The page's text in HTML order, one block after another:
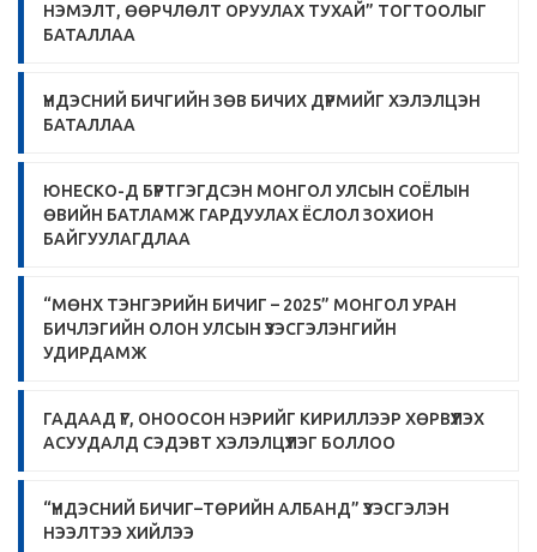
НЭМЭЛТ, ӨӨРЧЛӨЛТ ОРУУЛАХ ТУХАЙ” ТОГТООЛЫГ
БАТАЛЛАА
ҮНДЭСНИЙ БИЧГИЙН ЗӨВ БИЧИХ ДҮРМИЙГ ХЭЛЭЛЦЭН
БАТАЛЛАА
ЮНЕСКО-Д БҮРТГЭГДСЭН МОНГОЛ УЛСЫН СОЁЛЫН
ӨВИЙН БАТЛАМЖ ГАРДУУЛАХ ЁСЛОЛ ЗОХИОН
БАЙГУУЛАГДЛАА
“МӨНХ ТЭНГЭРИЙН БИЧИГ – 2025” МОНГОЛ УРАН
БИЧЛЭГИЙН ОЛОН УЛСЫН ҮЗЭСГЭЛЭНГИЙН
УДИРДАМЖ
ГАДААД ҮГ, ОНООСОН НЭРИЙГ КИРИЛЛЭЭР ХӨРВҮҮЛЭХ
АСУУДАЛД СЭДЭВТ ХЭЛЭЛЦҮҮЛЭГ БОЛЛОО
“ҮНДЭСНИЙ БИЧИГ–ТӨРИЙН АЛБАНД” ҮЗЭСГЭЛЭН
НЭЭЛТЭЭ ХИЙЛЭЭ